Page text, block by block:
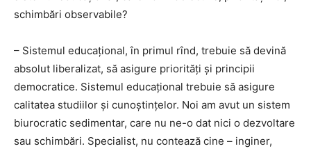
schimbări observabile?
– Sistemul educațional, în primul rînd, trebuie să devină
absolut liberalizat, să asigure priorități și principii
democratice. Sistemul educațional trebuie să asigure
calitatea studiilor și cunoștințelor. Noi am avut un sistem
biurocratic sedimentar, care nu ne-o dat nici o dezvoltare
sau schimbări. Specialist, nu contează cine – inginer,